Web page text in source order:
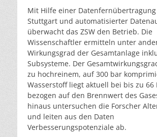
Mit Hilfe einer Datenfernübertragung
Stuttgart und automatisierter
überwacht das ZSW den Betrieb. Die
Wissenschaftler ermitteln unter
Wirkungsgrad der Gesamtanlage
Subsysteme. Der
zu hochreinem, auf 300 bar
Wasserstoff liegt aktuell bei bis zu 66
bezogen auf den Brennwert des
hinaus untersuchen die Forscher
und leiten aus den Daten
Verbesserungspotenziale ab.